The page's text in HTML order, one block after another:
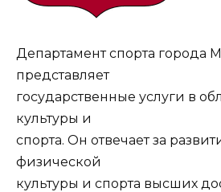
Департамент спорта города
представляет
государственные услуги в
культуры и
спорта. Он отвечает за
физической
культуры и спорта высших